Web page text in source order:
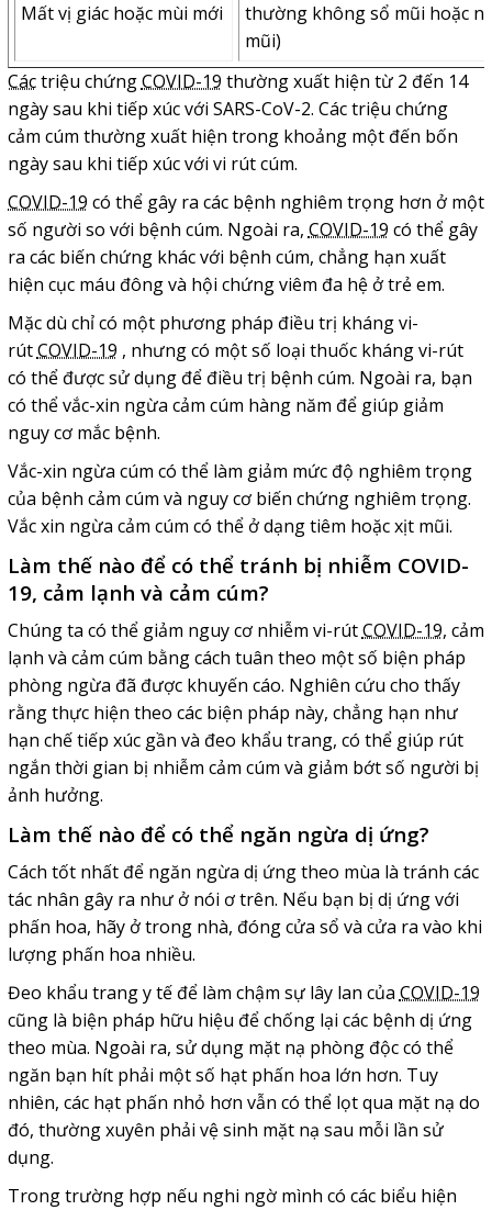
Mất vị giác hoặc mùi mới
thường không sổ mũi hoặc
mũi)
Cáctriệu chứngCOVID-19 thường xuất hiện từ 2 đến 14
ngày sau khi tiếp xúc với SARS-CoV-2. Các triệu chứng
cảm cúm thường xuất hiện trong khoảng một đến bốn
ngày sau khi tiếp xúc với vi rút cúm.
COVID-19 có thể gây ra các bệnh nghiêm trọng hơn ở một
số người so với bệnh cúm. Ngoài ra, COVID-19 có thể gây
ra các biến chứng khác với bệnh cúm, chẳng hạn xuất
hiện cục máu đông và hội chứng viêm đa hệ ở trẻ em.
Mặc dù chỉ có một phương pháp điều trị kháng vi-
rútCOVID-19 , nhưng có một số loại thuốc kháng vi-rút
có thể được sử dụng để điều trị bệnh cúm. Ngoài ra, bạn
có thể vắc-xin ngừa cảm cúm hàng năm để giúp giảm
nguy cơ mắc bệnh.
Vắc-xin ngừa cúm có thể làm giảm mức độ nghiêm trọng
của bệnh cảm cúm và nguy cơ biến chứng nghiêm trọng.
Vắc xin ngừa cảm cúm có thể ở dạng tiêm hoặc xịt mũi.
Làm thế nào để có thể tránh bị nhiễm COVID-
19, cảm lạnh và cảm cúm?
Chúng ta có thể giảm nguy cơ nhiễm vi-rútCOVID-19, cảm
lạnh và cảm cúm bằng cách tuân theo một số biện pháp
phòng ngừa đã được khuyến cáo. Nghiên cứu cho thấy
rằng thực hiện theo các biện pháp này, chẳng hạn như
hạn chế tiếp xúc gần và đeo khẩu trang, có thể giúp rút
ngắn thời gian bị nhiễm cảm cúm và giảm bớt số người bị
ảnh hưởng.
Làm thế nào để có thể ngăn ngừa dị ứng?
Cách tốt nhất để ngăn ngừa dị ứng theo mùa là tránh các
tác nhân gây ra như ở nói ơ trên. Nếu bạn bị dị ứng với
phấn hoa, hãy ở trong nhà, đóng cửa sổ và cửa ra vào khi
lượng phấn hoa nhiều.
Đeo khẩu trang y tế để làm chậm sự lây lan của COVID-19
cũng là biện pháp hữu hiệu để chống lại các bệnh dị ứng
theo mùa. Ngoài ra, sử dụng mặt nạ phòng độc có thể
ngăn bạn hít phải một số hạt phấn hoa lớn hơn. Tuy
nhiên, các hạt phấn nhỏ hơn vẫn có thể lọt qua mặt nạ do
đó, thường xuyên phải vệ sinh mặt nạ sau mỗi lần sử
dụng.
Trong trường hợp nếu nghi ngờ mình có các biểu hiện